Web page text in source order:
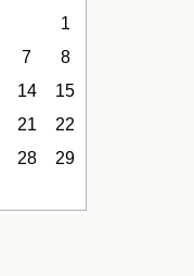
1
7
8
14
15
21
22
28
29